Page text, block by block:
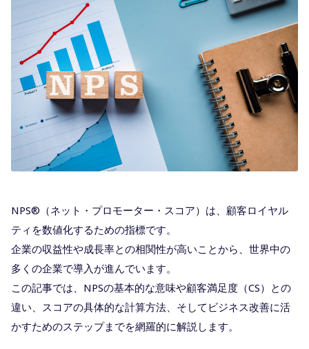
NPS®（ネット・プロモーター・スコア）は、顧客ロイヤル
ティを数値化するための指標です。
企業の収益性や成長率との相関性が高いことから、世界中の
多くの企業で導入が進んでいます。
この記事では、NPSの基本的な意味や顧客満足度（CS）との
違い、スコアの具体的な計算方法、そしてビジネス改善に活
かすためのステップまでを網羅的に解説します。